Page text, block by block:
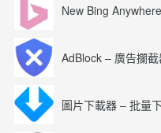
AdBlock – 廣告攔